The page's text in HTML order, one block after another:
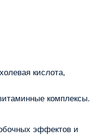
кислота,
комплексы.
эффектов и